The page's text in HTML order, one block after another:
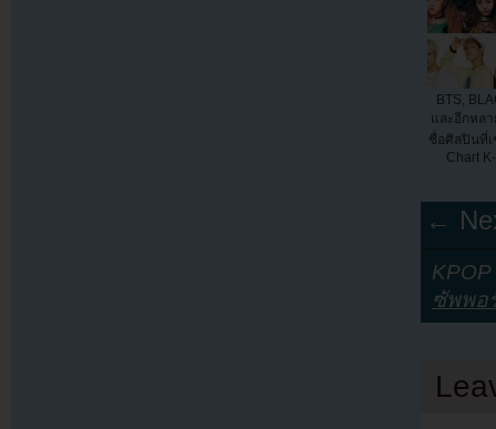
BTS,
และอีกหลา
ชื่อศิลปินที่เ
Chart
←
ซัพพอ